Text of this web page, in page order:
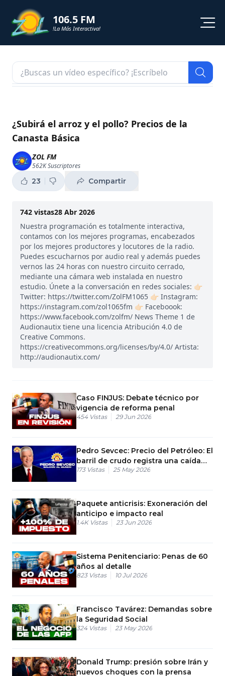
106.5 FM
!La Más Interactiva!
NOTICIAS
SHORTS
PODCAST
ZOL TV
¿Subirá el arroz y el pollo? Precios de la
Canasta Básica
ZOL FM
562KSuscriptores
23 Compartir
742 vistas28 Abr 2026
Nuestra programación es totalmente interactiva,
contamos con los mejores programas, encabezados
por los mejores productores y locutores de la radio.
Puedes escucharnos por audio real y además puedes
vernos las 24 horas con nuestro circuito cerrado,
mediante una cámara web instalada en nuestro
estudio. Únete a la conversación en redes sociales: 👉🏻
Twitter: https://twitter.com/ZolFM1065 👉🏻 Instagram:
https://instagram.com/zol1065fm 👉🏻 Faceboook:
https://www.facebook.com/zolfm/ News Theme 1 de
Audionautix tiene una licencia Atribución 4.0 de
Creative Commons.
https://creativecommons.org/licenses/by/4.0/ Artista:
http://audionautix.com/
Caso FINJUS: Debate técnico por
vigencia de reforma penal
454 Vistas 29 Jun 2026
Pedro Sevcec: Precio del Petróleo: El
barril de crudo registra una caída
del 10% en una semana
173 Vistas 25 May 2026
Paquete anticrisis: Exoneración del
anticipo e impacto real
1.4K Vistas 23 Jun 2026
Sistema Penitenciario: Penas de 60
años al detalle
823 Vistas 10 Jul 2026
Francisco Tavárez: Demandas sobre
la Seguridad Social
324 Vistas 23 May 2026
Donald Trump: presión sobre Irán y
nuevos choques con la prensa